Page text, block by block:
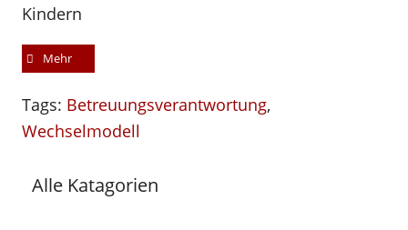
Kindern
Mehr
Tags: Betreuungsverantwortung,
Wechselmodell
Alle Katagorien